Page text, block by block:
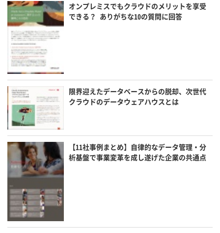
オンプレミスでもクラウドのメリットを享受
できる？ ありがちな10の質問に回答
限界迎えたデータベースからの脱却、次世代
クラウドのデータウェアハウスとは
【11社事例まとめ】自律的なデータ管理・分
析基盤で事業変革を成し遂げた企業の共通点